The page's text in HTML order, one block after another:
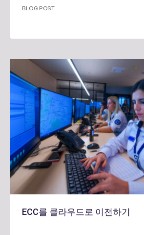
BLOG POST
ECC를 클라우드로 이전하기